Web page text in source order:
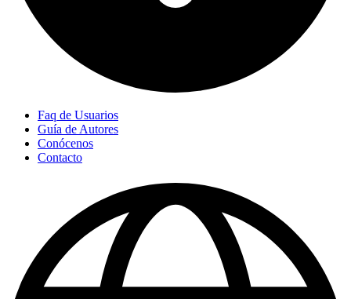
Faq de Usuarios
Guía de Autores
Conócenos
Contacto